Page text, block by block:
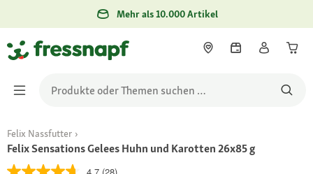
Mehr als 10.000 Artikel
Felix Nassfutter
Felix Sensations Gelees Huhn und Karotten 26x85 g
4.7 (28)